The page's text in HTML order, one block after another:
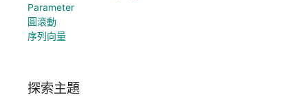
Parameter
圓滾動
序列向量
探索主題